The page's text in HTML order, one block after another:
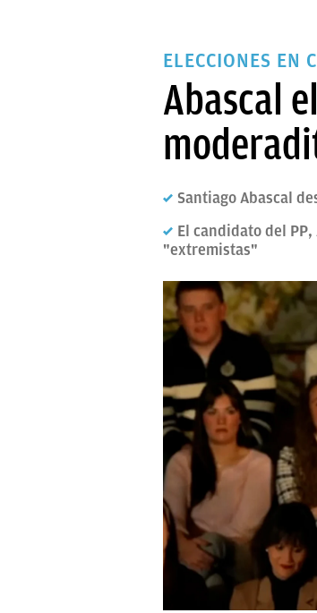
ELECCIONES EN
Abascal
Santiago Abascal
El candidato del
"extremistas"